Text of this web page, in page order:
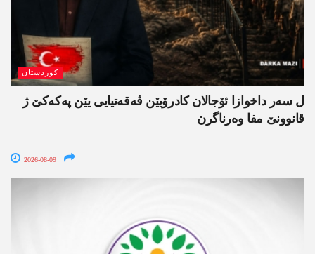
کوردستان
ل سەر داخوازا ئۆجالان کادرۆیێن ڤەقەتیایی یێن پەکەکێ ژ
قانوونێ مفا وەرناگرن
2026-08-09